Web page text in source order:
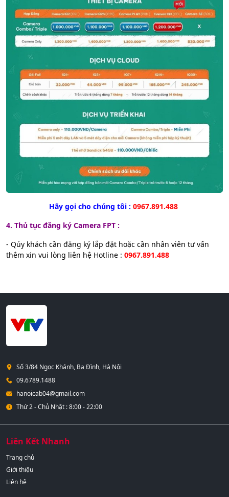
Hãy gọi cho chúng tôi : 0967.891.488
4. Thủ tục đăng ký Camera FPT :
- Qúy khách cần đăng ký lắp đặt hoặc cần nhân viên tư vấn
thêm xin vui lòng liên hệ Hotline : 0967.891.488
Số 3/84 Ngọc Khánh, Ba Đình, Hà Nội
09.6789.1488
hanoicab04@gmail.com
Thứ 2 - Chủ Nhật : 8:00 - 22:00
Liên Kết Nhanh
Trang chủ
Giới thiệu
Liên hệ